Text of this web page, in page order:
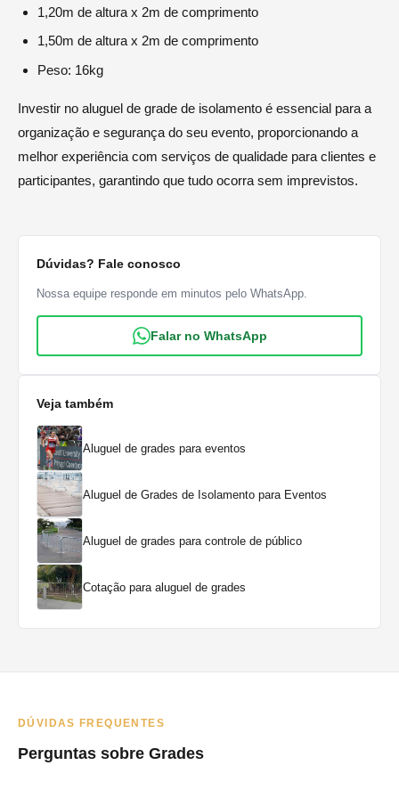
1,20m de altura x 2m de comprimento
1,50m de altura x 2m de comprimento
Peso: 16kg
Investir no aluguel de grade de isolamento é essencial para a
organização e segurança do seu evento, proporcionando a
melhor experiência com serviços de qualidade para clientes e
participantes, garantindo que tudo ocorra sem imprevistos.
Dúvidas? Fale conosco
Nossa equipe responde em minutos pelo WhatsApp.
Falar no WhatsApp
Veja também
Aluguel de grades para eventos
Aluguel de Grades de Isolamento para Eventos
Aluguel de grades para controle de público
Cotação para aluguel de grades
DÚVIDAS FREQUENTES
Perguntas sobre Grades